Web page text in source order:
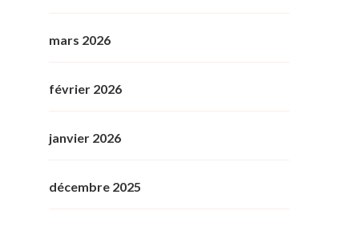
mars 2026
février 2026
janvier 2026
décembre 2025